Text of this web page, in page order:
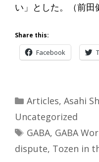
い」とした。
（前田
Share this:
Facebook
Categories
Articles, Asahi
Uncategorized
Tags
GABA, GABA
dispute, Tozen in